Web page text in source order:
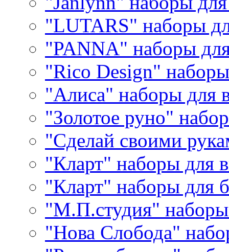
"LUTARS" наборы
"PANNA" наборы
"Rico Design"
"Алиса" наборы для
"Золотое руно"
"Сделай своими
"Кларт" наборы для
"Кларт" наборы для
"М.П.студия"
"Нова Слобода"